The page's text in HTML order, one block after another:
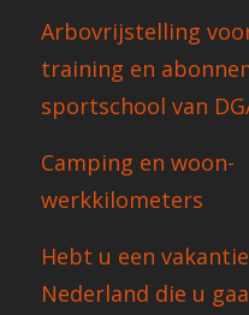
Arbovrijstelling
training en
sportschool van
Camping en woon-
werkkilometers
Hebt u een
Nederland die u